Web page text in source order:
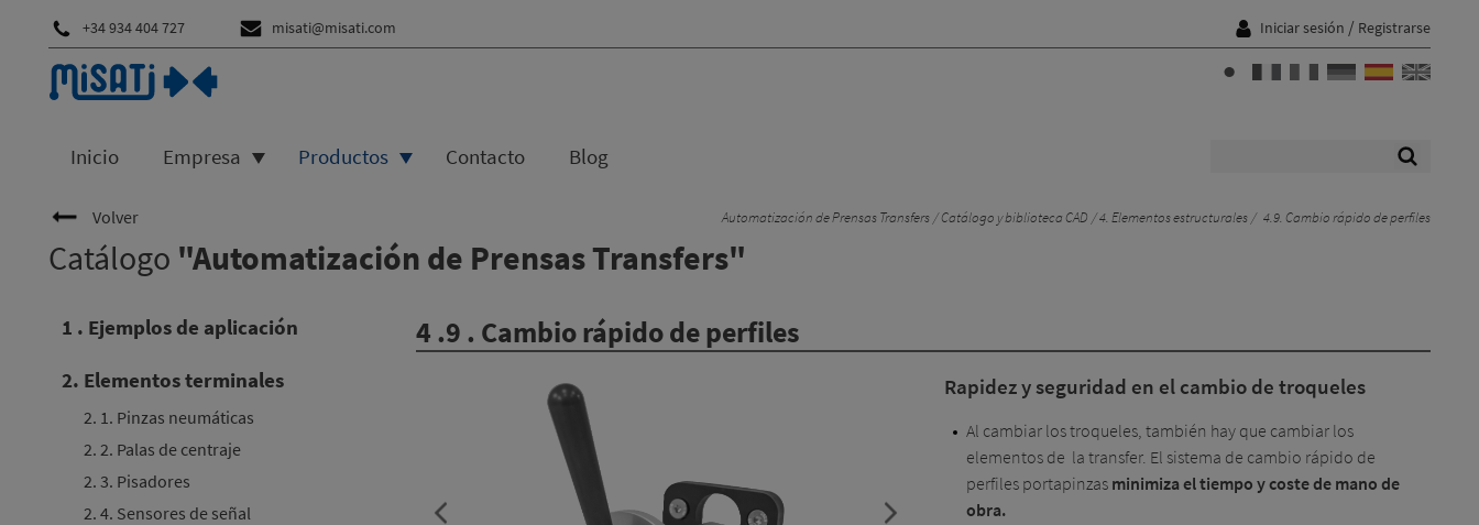
+34 934 404 727 misati@misati.com Iniciar sesión / Registrarse
Inicio Empresa Productos Contacto Blog
Volver Automatización de Prensas Transfers Catálogo y biblioteca CAD 4. Elementos estructurales 4.9. Cambio rápido de perfiles
Catálogo "Automatización de Prensas Transfers"
1 . Ejemplos de aplicación
2. Elementos terminales
2. 1. Pinzas neumáticas
2. 2. Palas de centraje
2. 3. Pisadores
2. 4. Sensores de señal
4 .9 . Cambio rápido de perfiles
Rapidez y seguridad en el cambio de troqueles
Al cambiar los troqueles, también hay que cambiar los
elementos de la transfer. El sistema de cambio rápido de
perfiles portapinzas minimiza el tiempo y costede mano de
obra.